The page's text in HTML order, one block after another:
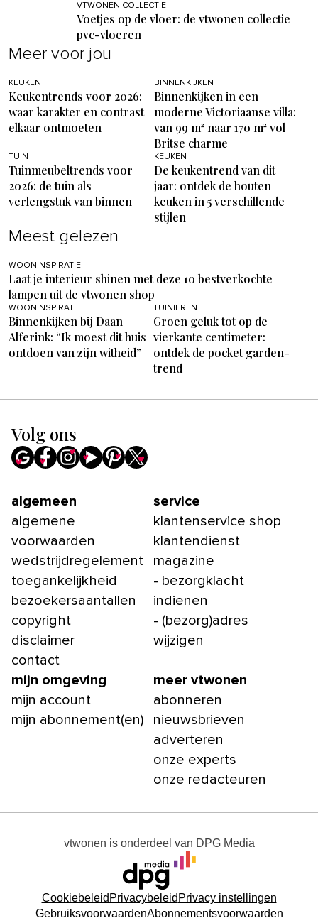
VTWONEN COLLECTIE
Voetjes op de vloer: de vtwonen collectie
pvc-vloeren
Meer voor jou
KEUKEN
Keukentrends voor 2026:
waar karakter en contrast
elkaar ontmoeten
BINNENKIJKEN
Binnenkijken in een
moderne Victoriaanse villa:
van 99 m² naar 170 m² vol
Britse charme
TUIN
Tuinmeubeltrends voor
2026: de tuin als
verlengstuk van binnen
KEUKEN
De keukentrend van dit
jaar: ontdek de houten
keuken in 5 verschillende
stijlen
Meest gelezen
WOONINSPIRATIE
Laat je interieur shinen met deze 10 bestverkochte
lampen uit de vtwonen shop
WOONINSPIRATIE
Binnenkijken bij Daan
Alferink: “Ik moest dit huis
ontdoen van zijn witheid”
TUINIEREN
Groen geluk tot op de
vierkante centimeter:
ontdek de pocket garden-
trend
Volg ons
algemeen
algemene
voorwaarden
wedstrijdregelement
toegankelijkheid
bezoekersaantallen
copyright
disclaimer
contact
service
klantenservice shop
klantendienst
magazine
- bezorgklacht
indienen
- (bezorg)adres
wijzigen
mijn omgeving
mijn account
mijn abonnement(en)
meer vtwonen
abonneren
nieuwsbrieven
adverteren
onze experts
onze redacteuren
vtwonen is onderdeel van DPG Media
Cookiebeleid Privacybeleid Privacy instellingen
GebruiksvoorwaardenAbonnementsvoorwaarden